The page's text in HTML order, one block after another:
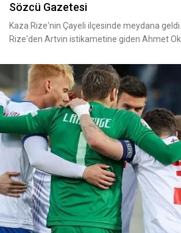
Sözcü Gazetesi
Kaza Rize'nin Çayeli ilçesinde meydana
Rize'den Artvin istikametine giden Ahmet